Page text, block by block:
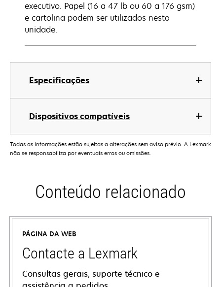
Especificações
Dispositivos compatíveis
executivo. Papel (16 a 47 lb ou 60 a 176 gsm)
e cartolina podem ser utilizados nesta
unidade.
Todas as informações estão sujeitas a alterações sem aviso prévio. A Lexmark
não se responsabiliza por eventuais erros ou omissões.
Conteúdo relacionado
PÁGINA DA WEB
Contacte a Lexmark
Consultas gerais, suporte técnico e